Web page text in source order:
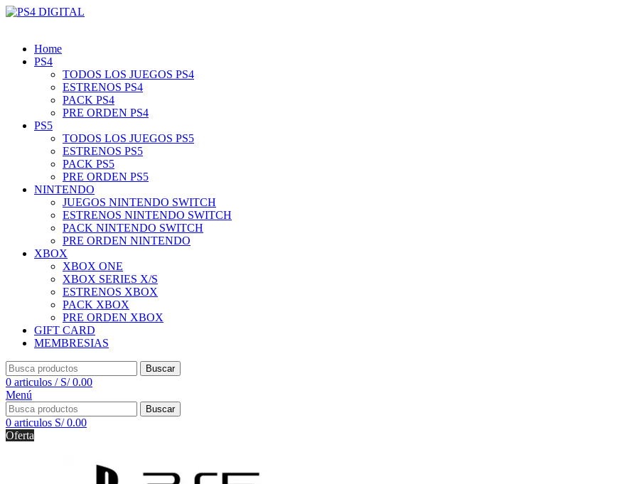
Home
PS4
TODOS LOS JUEGOS PS4
ESTRENOS PS4
PACK PS4
PRE ORDEN PS4
PS5
TODOS LOS JUEGOS PS5
ESTRENOS PS5
PACK PS5
PRE ORDEN PS5
NINTENDO
JUEGOS NINTENDO SWITCH
ESTRENOS NINTENDO SWITCH
PACK NINTENDO SWITCH
PRE ORDEN NINTENDO
XBOX
XBOX ONE
XBOX SERIES X/S
ESTRENOS XBOX
PACK XBOX
PRE ORDEN XBOX
GIFT CARD
MEMBRESIAS
Buscar
0 articulos / S/0.00
Menú
Buscar
0 articulos S/0.00
Oferta